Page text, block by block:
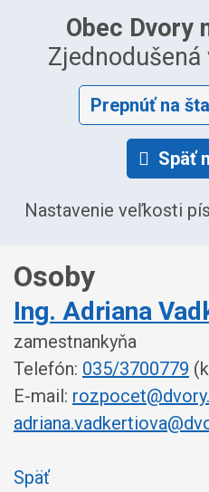
Obec Dvory
Prepnúť na
Späť
Nastavenie veľkosti
Osoby
Ing. Adriana
zamestnankyňa
Telefón: 035/3700779
E-mail:
Späť